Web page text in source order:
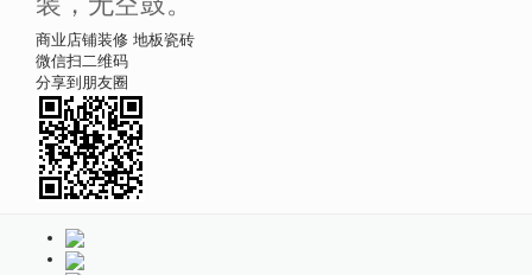
商业店铺装修 地板瓷砖
微信扫二维码
分享到朋友圈